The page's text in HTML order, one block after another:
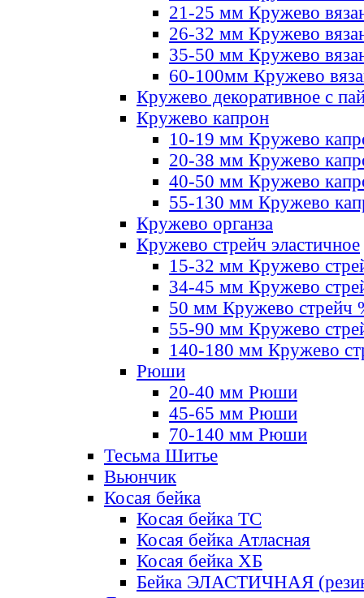
21-25 мм Кружево
26-32 мм Кружево
35-50 мм Кружево
60-100мм Кружево
Кружево декоративное с
Кружево капрон
10-19 мм Кружево
20-38 мм Кружево
40-50 мм Кружево
55-130 мм Кружево
Кружево органза
Кружево стрейч эластичное
15-32 мм Кружево
34-45 мм Кружево
50 мм Кружево стрейч
55-90 мм Кружево
140-180 мм Кружево
Рюши
20-40 мм Рюши
45-65 мм Рюши
70-140 мм Рюши
Тесьма Шитье
Вьюнчик
Косая бейка
Косая бейка ТС
Косая бейка Атласная
Косая бейка ХБ
Бейка ЭЛАСТИЧНАЯ